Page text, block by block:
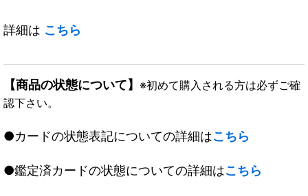
詳細は こちら
【商品の状態について】 ※初めて購入される方は必ずご確
認下さい。
●カードの状態表記についての詳細はこちら
●鑑定済カードの状態についての詳細はこちら